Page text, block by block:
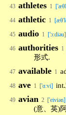
43 athletes 1
44 athletic 1
45 audio 1 ['ɔ:diəu]
46 authorities 1
形式.
47 available 1
48 ave 1 ['ɑ:vi]
49 avian 2 ['eiviən]
(意、英)